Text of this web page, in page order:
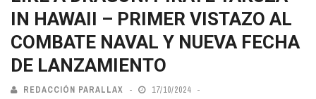
IN HAWAII – PRIMER VISTAZO AL
COMBATE NAVAL Y NUEVA FECHA
DE LANZAMIENTO
REDACCIÓN PARALLAX 17/10/2024